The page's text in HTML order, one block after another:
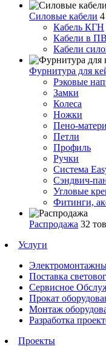
Силовые кабели
Кабель КГН
Кабели в
Кабели
Фурнитура для
Рэковые
Замки
Колеса
Ножки
Пено-
Петли
Профиль
Ручки
Система
Сэндвич-
Угловые
Фитинги,
Распродажа 32
Услуги
Поставка
Сервисное
Прокат
Монтаж
Разработка
Проекты